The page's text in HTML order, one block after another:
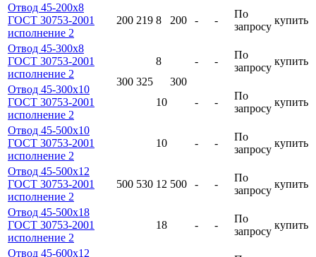
Отвод 45-200х8
ГОСТ 30753-2001
исполнение 2
200 219 8 200 - -
По
запросу
купить
Отвод 45-300х8
ГОСТ 30753-2001
исполнение 2
300 325
8
300
- -
По
запросу
купить
Отвод 45-300х10
ГОСТ 30753-2001
исполнение 2
10 - -
По
запросу
купить
Отвод 45-500х10
ГОСТ 30753-2001
исполнение 2
500 530
10
500
- -
По
запросу
купить
Отвод 45-500х12
ГОСТ 30753-2001
исполнение 2
12 - -
По
запросу
купить
Отвод 45-500х18
ГОСТ 30753-2001
исполнение 2
18 - -
По
запросу
купить
Отвод 45-600х12